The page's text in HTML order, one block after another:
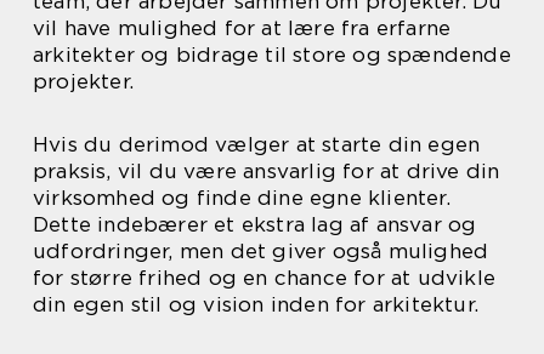
vil have mulighed for at lære fra erfarne
arkitekter og bidrage til store og spændende
projekter.
Hvis du derimod vælger at starte din egen
praksis, vil du være ansvarlig for at drive din
virksomhed og finde dine egne klienter.
Dette indebærer et ekstra lag af ansvar og
udfordringer, men det giver også mulighed
for større frihed og en chance for at udvikle
din egen stil og vision inden for arkitektur.